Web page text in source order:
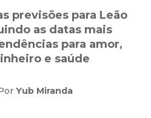
previsões para Leão
as datas mais
para amor,
e saúde
Yub Miranda